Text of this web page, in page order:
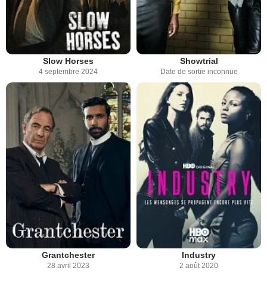
Slow Horses
4 septembre 2024
Showtrial
Date de sortie inconnue
Grantchester
28 avril 2023
Industry
2 août 2020